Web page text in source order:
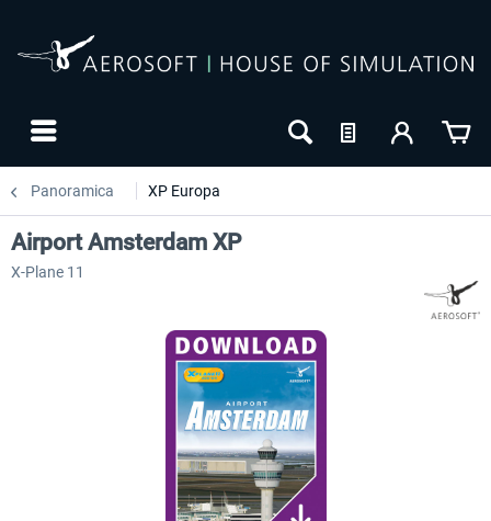
Panoramica XP Europa
Airport Amsterdam XP
X-Plane 11